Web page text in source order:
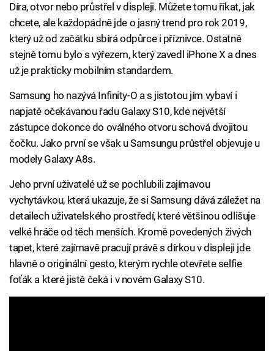
Díra, otvor nebo průstřel v displeji. Můžete tomu říkat, jak
chcete, ale každopádně jde o jasný trend pro rok 2019,
který už od začátku sbírá odpůrce i příznivce. Ostatně
stejně tomu bylo s výřezem, který zavedl iPhone X a dnes
už je prakticky mobilním standardem.
Samsung ho nazývá Infinity-O a s jistotou jím vybaví i
napjatě očekávanou řadu Galaxy S10, kde největší
zástupce dokonce do oválného otvoru schová dvojitou
čočku. Jako první se však u Samsungu průstřel objevuje u
modely Galaxy A8s.
Jeho první uživatelé už se pochlubili zajímavou
vychytávkou, která ukazuje, že si Samsung dává záležet na
detailech uživatelského prostředí, které většinou odlišuje
velké hráče od těch menších. Kromě povedených živých
tapet, které zajímavě pracují právě s dírkou v displeji jde
hlavně o originální gesto, kterým rychle otevřete selfie
foťák a které jistě čeká i v novém Galaxy S10.